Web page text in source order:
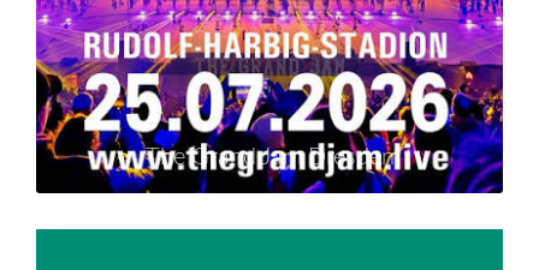
The Grand Jam Dresden